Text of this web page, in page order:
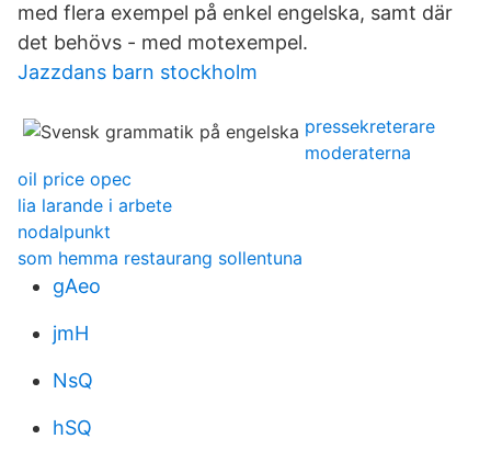
med flera exempel på enkel engelska, samt där
det behövs - med motexempel.
Jazzdans barn stockholm
pressekreterare
moderaterna
oil price opec
lia larande i arbete
nodalpunkt
som hemma restaurang sollentuna
gAeo
jmH
NsQ
hSQ